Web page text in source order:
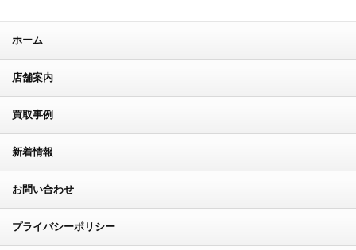
ホーム
店舗案内
買取事例
新着情報
お問い合わせ
プライバシーポリシー